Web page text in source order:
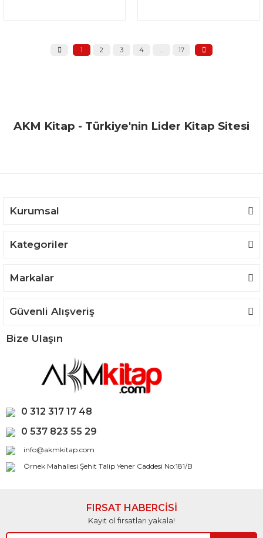
1 2 3 4 .. 17
AKM Kitap - Türkiye'nin Lider Kitap Sitesi
Kurumsal
Kategoriler
Markalar
Güvenli Alışveriş
Bize Ulaşın
0 312 317 17 48
0 537 823 55 29
info@akmkitap.com
Örnek Mahallesi Şehit Talip Yener Caddesi No:181/B
FIRSAT HABERCİSİ
Kayıt ol fırsatları yakala!